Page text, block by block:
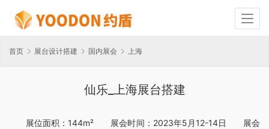
首页 展台设计搭建 国内展会 上海
仙乐_上海展台搭建
展位面积：144m²　　展会时间：2023年5月12-14日　　展会